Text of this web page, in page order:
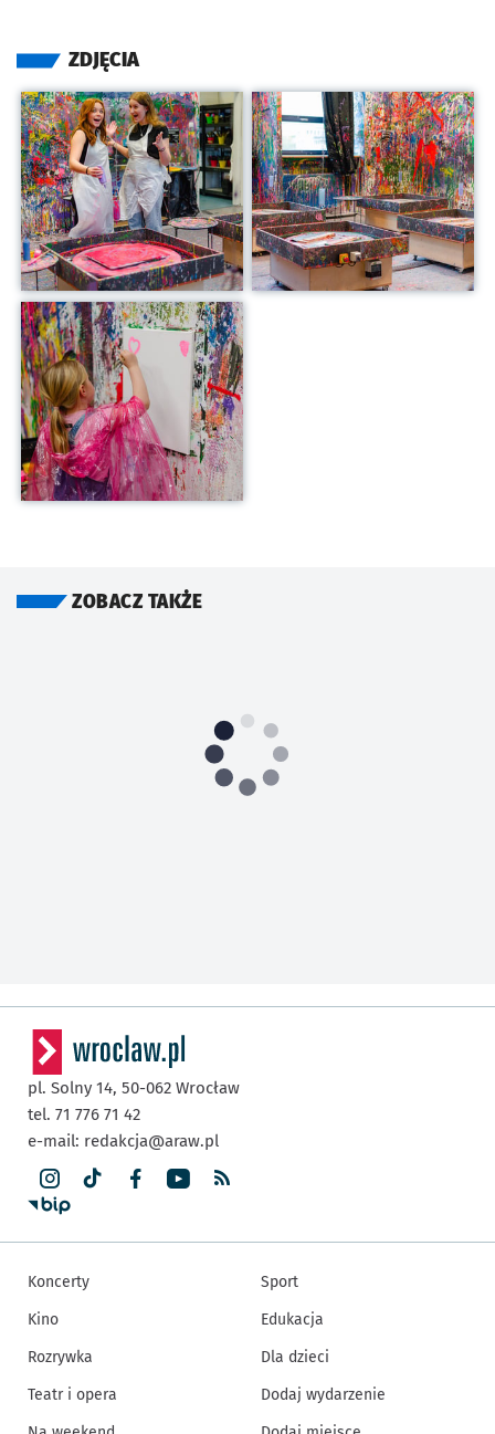
ZDJĘCIA
Kliknij, aby powiększyć Kliknij, aby powiększyć
Kliknij, aby powiększyć
ZOBACZ TAKŻE
pl. Solny 14, 50-062 Wrocław
tel. 71 776 71 42
e-mail: redakcja@araw.pl
Koncerty
Kino
Rozrywka
Teatr i opera
Sport
Edukacja
Dla dzieci
Dodaj wydarzenie